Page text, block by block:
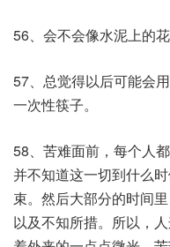
56、会不会像水泥上的
57、总觉得以后可能会
一次性筷子。
58、苦难面前，每个人
并不知道这一切到什么
束。然后大部分的时间
以及不知所措。所以，